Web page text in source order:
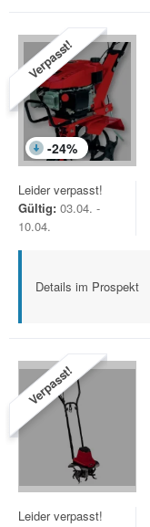
Verpasst!
-24%
Leider verpasst!
Gültig: 03.04. -
10.04.
Details im Prospekt
Verpasst!
Leider verpasst!